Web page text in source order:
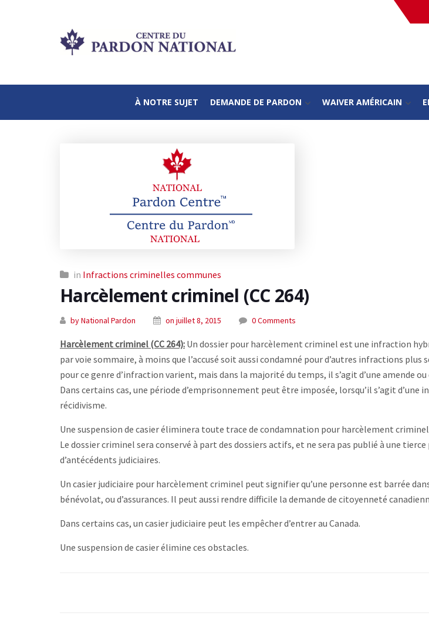
À NOTRE SUJET DEMANDE DE PARDON WAIVER AMÉRICAIN
in Infractions criminelles communes
Harcèlement criminel (CC 264)
by National Pardon on juillet 8, 2015 0 Comments
Harcèlement criminel (CC 264): Un dossier pour harcèlement criminel est une infraction
par voie sommaire, à moins que l’accusé soit aussi condamné pour d’autres infractions plus
pour ce genre d’infraction varient, mais dans la majorité du temps, il s’agit d’une amende
Dans certains cas, une période d’emprisonnement peut être imposée, lorsqu’il s’agit d’une
récidivisme.
Une suspension de casier éliminera toute trace de condamnation pour harcèlement criminel
Le dossier criminel sera conservé à part des dossiers actifs, et ne sera pas publié à une
d’antécédents judiciaires.
Un casier judiciaire pour harcèlement criminel peut signifier qu’une personne est barrée
bénévolat, ou d’assurances. Il peut aussi rendre difficile la demande de citoyenneté
Dans certains cas, un casier judiciaire peut les empêcher d’entrer au Canada.
Une suspension de casier élimine ces obstacles.